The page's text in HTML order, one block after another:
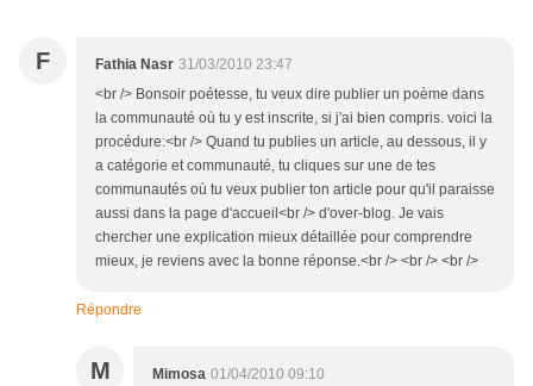
F Fathia Nasr 31/03/2010 23:47
<br /> Bonsoir poétesse, tu veux dire publier un poème dans
la communauté où tu y est inscrite, si j'ai bien compris. voici la
procédure:<br /> Quand tu publies un article, au dessous, il y
a catégorie et communauté, tu cliques sur une de tes
communautés où tu veux publier ton article pour qu'il paraisse
aussi dans la page d'accueil<br /> d'over-blog. Je vais
chercher une explication mieux détaillée pour comprendre
mieux, je reviens avec la bonne réponse.<br /> <br /> <br />
Répondre
M Mimosa 01/04/2010 09:10